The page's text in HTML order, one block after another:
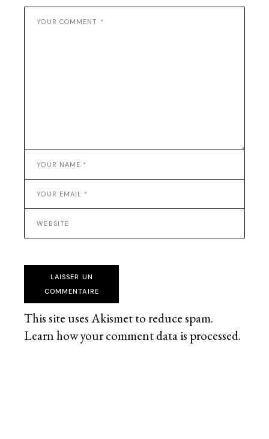
LAISSER UN
COMMENTAIRE
This site uses Akismet to reduce spam.
Learn how your comment data is processed.